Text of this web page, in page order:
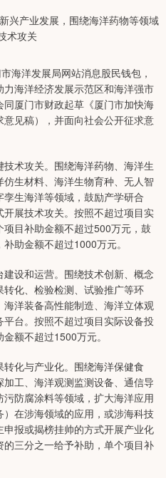
洋发展局网站消息股民钱包，
海洋经济发展示范区和海洋强市
厦门市财政起草《厦门市加快海
见稿），并面向社会公开征求意
术攻关。围绕海洋药物、海洋生
生材料、海洋生物育种、无人智
生海洋等领域，鼓励产学研合
展技术攻关。按照不超过项目实
目补助金额不超过500万元，鼓
助金额不超过1000万元。
设和运营。围绕技术创新、概念
化、检验检测、试验推广等环
洋装备高性能制造、海洋立体观
台。按照不超过项目实际设备投
额不超过1500万元。
化与产业化。围绕海洋保健食
工、海洋观测监测设备、通信导
防腐涂料等领域，扩大海洋应用
在涉海领域的应用，或涉海科技
报或揭榜挂帅的方式开展产业化
三分之一给予补助，单个项目补